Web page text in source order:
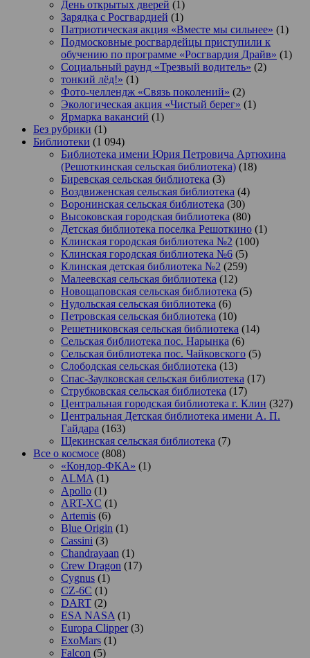
День открытых дверей (1)
Зарядка с Росгвардией (1)
Патриотическая акция «Вместе мы сильнее» (1)
Подмосковные росгвардейцы приступили к
обучению по программе «Росгвардия Драйв» (1)
Социальный раунд «Трезвый водитель» (2)
тонкий лёд!» (1)
Фото-челлендж «Связь поколений» (2)
Экологическая акция «Чистый берег» (1)
Ярмарка вакансий (1)
Без рубрики (1)
Библиотеки (1 094)
Библиотека имени Юрия Петровича Артюхина
(Решоткинская сельская библиотека) (18)
Биревская сельская библиотека (3)
Воздвиженская сельская библиотека (4)
Воронинская сельская библиотека (30)
Высоковская городская библиотека (80)
Детская библиотека поселка Решоткино (1)
Клинская городская библиотека №2 (100)
Клинская городская библиотека №6 (5)
Клинская детская библиотека №2 (259)
Малеевская сельская библиотека (12)
Новощаповская сельская библиотека (5)
Нудольская сельская библиотека (6)
Петровская сельская библиотека (10)
Решетниковская сельская библиотека (14)
Сельская библиотека пос. Нарынка (6)
Сельская библиотека пос. Чайковского (5)
Слободская сельская библиотека (13)
Спас-Заулковская сельская библиотека (17)
Струбковская сельская библиотека (17)
Центральная городская библиотека г. Клин (327)
Центральная Детская библиотека имени А. П.
Гайдара (163)
Щекинская сельская библиотека (7)
Все о космосе (808)
«Кондор-ФКА» (1)
ALMA (1)
Apollo (1)
ART-XC (1)
Artemis (6)
Blue Origin (1)
Cassini (3)
Chandrayaan (1)
Crew Dragon (17)
Cygnus (1)
CZ-6C (1)
DART (2)
ESA NASA (1)
Europa Clipper(3)
ExoMars (1)
Falcon (5)